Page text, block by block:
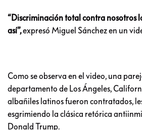
“Discriminación total contra nosotros
así”,expresó Miguel Sánchez en un
Como se observa en el video, una
departamento de Los Ángeles,
albañiles latinos fueron contratados,
esgrimiendo la clásica retórica
Donald Trump.